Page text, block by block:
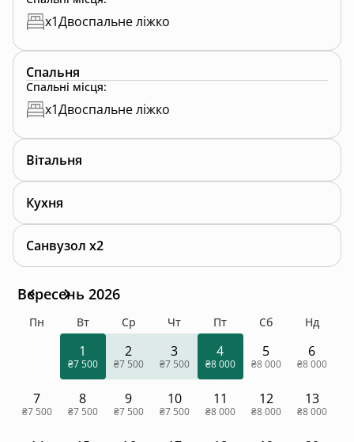
x1Двоспальне ліжко
Спальня
Спальні місця:
x1Двоспальне ліжко
Вітальня
Кухня
Санвузол x2
Вересень 2026
Пн Вт Ср Чт Пт Сб Нд
1
₴7 500
2
₴7 500
3
₴7 500
4
₴8 000
5
₴8 000
6
₴8 000
7
₴7 500
8
₴7 500
9
₴7 500
10
₴7 500
11
₴8 000
12
₴8 000
13
₴8 000